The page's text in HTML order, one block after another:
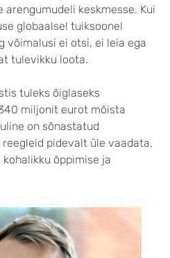
arengumudeli keskmesse. Kui
globaalsel tuiksoonel
võimalusi ei otsi, ei leia ega
tulevikku loota.
tuleks õiglaseks
miljonit eurot mõista
on sõnastatud
pidevalt üle vaadata,
õppimise ja